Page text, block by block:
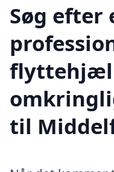
Søg efter
til